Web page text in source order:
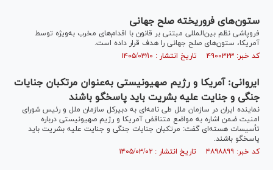
ستون‌های فروریخته صلح جهانی
فروپاشی نظم بین‌المللی مبتنی بر قانون با اقدام‌های مخرب به‌ویژه توسط
آمریکا، ستون‌های صلح جهانی را هدف قرار داده است.
کد خبر: ۴۹۰۰۳۲۳ تاریخ انتشار : ۱۴۰۵/۰۳/۱۰
ایروانی: آمریکا و رژیم صهیونیستی به‌عنوان مرتکبان جنایات
جنگی و جنایت علیه بشریت باید پاسخگو باشند
نماینده ایران در سازمان ملل طی نامه‌ای به دبیرکل سازمان ملل و رئیس شورای
امنیت ضمن اشاره به مواضع متناقض آمریکا و رژیم صهیونیستی درباره
تأسیسات هسته‌ای گفت: مرتکبان جنایات جنگی و جنایت علیه بشریت باید
پاسخگو باشند.
کد خبر: ۴۸۹۸۸۹۹ تاریخ انتشار : ۱۴۰۵/۰۳/۰۲